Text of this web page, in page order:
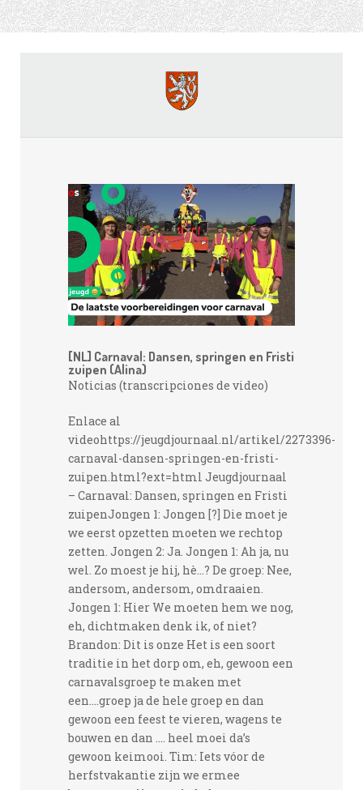
[NL] Carnaval: Dansen, springen en Fristi
zuipen (Alina)
Noticias (transcripciones de video)
Enlace al
videohttps://jeugdjournaal.nl/artikel/2273396-
carnaval-dansen-springen-en-fristi-
zuipen.html?ext=html Jeugdjournaal
– Carnaval: Dansen, springen en Fristi
zuipenJongen 1: Jongen [?] Die moet je
we eerst opzetten moeten we rechtop
zetten. Jongen 2: Ja. Jongen 1: Ah ja, nu
wel. Zo moest je hij, hè...? De groep: Nee,
andersom, andersom, omdraaien.
Jongen 1: Hier We moeten hem we nog,
eh, dichtmaken denk ik, of niet?
Brandon: Dit is onze Het is een soort
traditie in het dorp om, eh, gewoon een
carnavalsgroep te maken met
een....groep ja de hele groep en dan
gewoon een feest te vieren, wagens te
bouwen en dan .... heel moei da’s
gewoon keimooi. Tim: Iets vóor de
herfstvakantie zijn we ermee